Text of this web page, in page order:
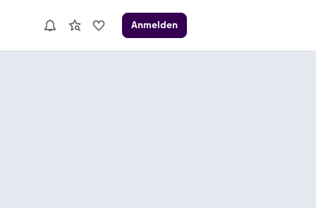
Anmelden